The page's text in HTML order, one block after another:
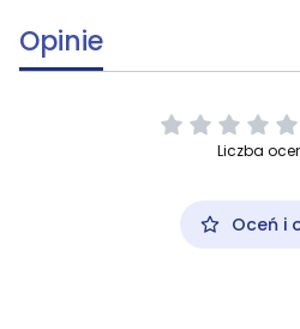
Opinie
Liczba
Oceń i